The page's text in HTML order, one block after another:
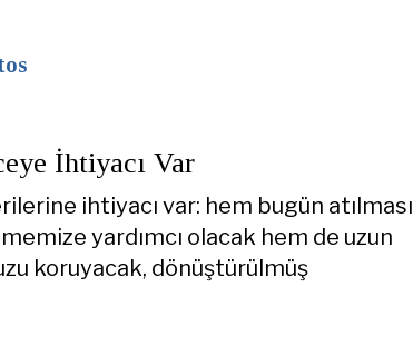
İhtiyacı Var
ihtiyacı var: hem bugün atılması
yardımcı olacak hem de uzun
koruyacak, dönüştürülmüş